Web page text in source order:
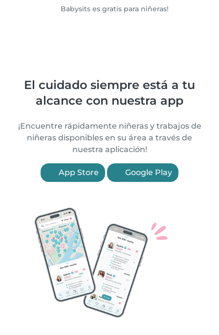
Babysits es gratis para niñeras!
El cuidado siempre está a tu
alcance con nuestra app
¡Encuentre rápidamente niñeras y trabajos de
niñeras disponibles en su área a través de
nuestra aplicación!
App Store Google Play